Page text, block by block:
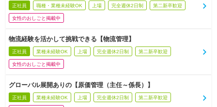
正社員 職種・業種未経験OK 上場 完全週休2日制 第二新卒歓迎
女性のおしごと掲載中
物流経験を活かして挑戦できる【物流管理】
正社員 業種未経験OK 上場 完全週休2日制 第二新卒歓迎
女性のおしごと掲載中
グローバル展開ありの【原価管理（主任～係長）】
正社員 業種未経験OK 上場 完全週休2日制 第二新卒歓迎